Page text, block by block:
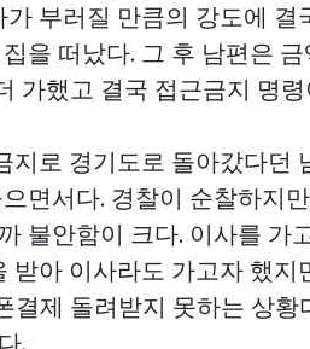
부러질 만큼의 강도에 결
을 떠났다. 그 후 남편은
가했고 결국 접근금지 명
지로 경기도로 돌아갔다던
면서다. 경찰이 순찰하지
불안함이 크다. 이사를 가
받아 이사라도 가고자 했지
결제 돌려받지 못하는 상황
.